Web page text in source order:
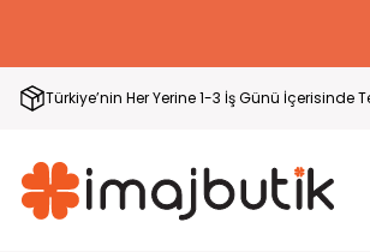
Türkiye’nin Her Yerine 1-3 İş Günü İçerisinde